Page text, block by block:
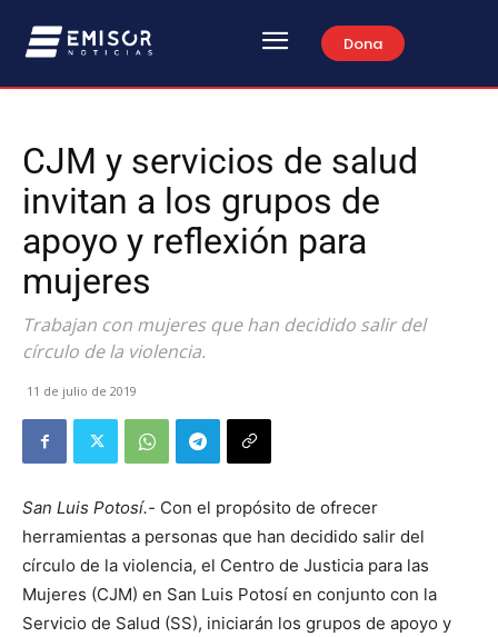
Dona
CJM y servicios de salud
invitan a los grupos de
apoyo y reflexión para
mujeres
Trabajan con mujeres que han decidido salir del
círculo de la violencia.
11 de julio de 2019
San Luis Potosí.- Con el propósito de ofrecer
herramientas a personas que han decidido salir del
círculo de la violencia, el Centro de Justicia para las
Mujeres (CJM) en San Luis Potosí en conjunto con la
Servicio de Salud (SS), iniciarán los grupos de apoyo y